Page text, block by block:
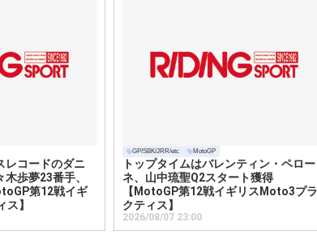
レコードのダニ
歩夢23番手、
第12戦イギ
】
GP/SBK/JRR/etc MotoGP
トップタイムはバレンティン・ペロー
ネ、山中琉聖Q2スタート獲得
【MotoGP第12戦イギリスMoto3プラ
クティス】
2026/08/07 23:00